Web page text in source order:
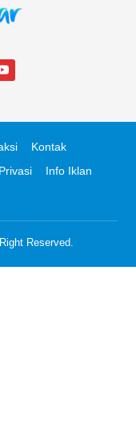
Kontak
Info Iklan
Reserved.